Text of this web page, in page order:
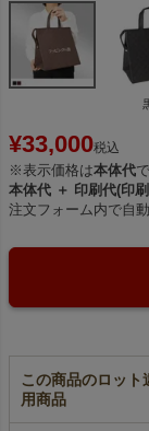
¥33,000税込
※表示価格は本体代
本体代 ＋ 印刷代(印
注文フォーム内で自
この商品のロッ
用商品
【名入れ対応】